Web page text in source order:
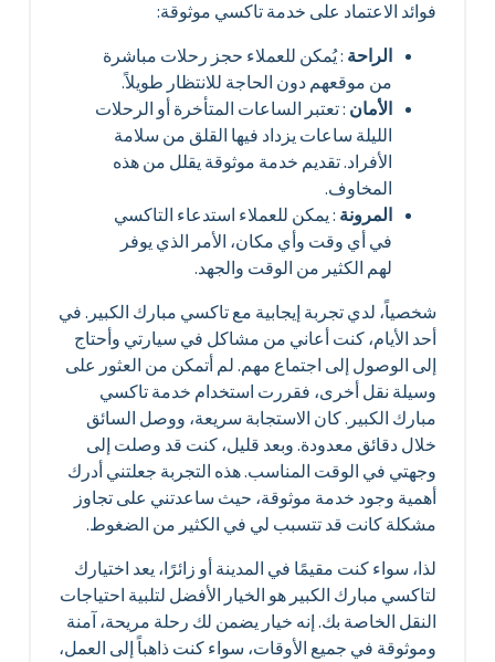
فوائد الاعتماد على خدمة تاكسي موثوقة:
الراحة: يُمكن للعملاء حجز رحلات مباشرة
من موقعهم دون الحاجة للانتظار طويلاً.
الأمان: تعتبر الساعات المتأخرة أو الرحلات
الليلة ساعات يزداد فيها القلق من سلامة
الأفراد. تقديم خدمة موثوقة يقلل من هذه
المخاوف.
المرونة: يمكن للعملاء استدعاء التاكسي
في أي وقت وأي مكان، الأمر الذي يوفر
لهم الكثير من الوقت والجهد.
شخصياً، لدي تجربة إيجابية مع تاكسي مبارك الكبير. في
أحد الأيام، كنت أعاني من مشاكل في سيارتي وأحتاج
إلى الوصول إلى اجتماع مهم. لم أتمكن من العثور على
وسيلة نقل أخرى، فقررت استخدام خدمة تاكسي
مبارك الكبير. كان الاستجابة سريعة، ووصل السائق
خلال دقائق معدودة. وبعد قليل، كنت قد وصلت إلى
وجهتي في الوقت المناسب. هذه التجربة جعلتني أدرك
أهمية وجود خدمة موثوقة، حيث ساعدتني على تجاوز
مشكلة كانت قد تتسبب لي في الكثير من الضغوط.
لذا، سواء كنت مقيمًا في المدينة أو زائرًا، يعد اختيارك
لتاكسي مبارك الكبير هو الخيار الأفضل لتلبية احتياجات
النقل الخاصة بك. إنه خيار يضمن لك رحلة مريحة، آمنة
وموثوقة في جميع الأوقات، سواء كنت ذاهباً إلى العمل،